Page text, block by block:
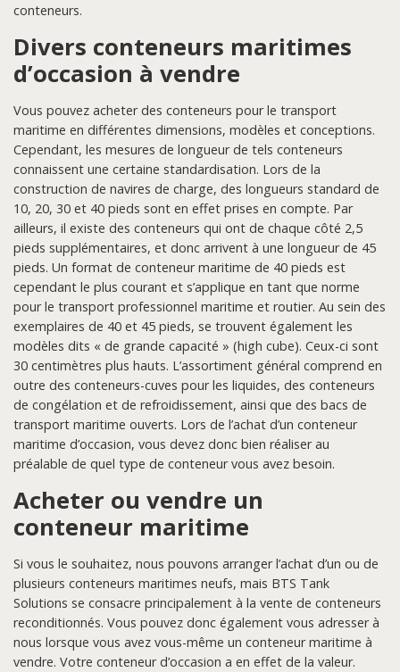
conteneurs.
Divers conteneurs maritimes
d’occasion à vendre
Vous pouvez acheter des conteneurs pour le transport
maritime en différentes dimensions, modèles et conceptions.
Cependant, les mesures de longueur de tels conteneurs
connaissent une certaine standardisation. Lors de la
construction de navires de charge, des longueurs standard de
10, 20, 30 et 40 pieds sont en effet prises en compte. Par
ailleurs, il existe des conteneurs qui ont de chaque côté 2,5
pieds supplémentaires, et donc arrivent à une longueur de 45
pieds. Un format de conteneur maritime de 40 pieds est
cependant le plus courant et s’applique en tant que norme
pour le transport professionnel maritime et routier. Au sein des
exemplaires de 40 et 45 pieds, se trouvent également les
modèles dits « de grande capacité » (high cube). Ceux-ci sont
30 centimètres plus hauts. L’assortiment général comprend en
outre des conteneurs-cuves pour les liquides, des conteneurs
de congélation et de refroidissement, ainsi que des bacs de
transport maritime ouverts. Lors de l’achat d’un conteneur
maritime d’occasion, vous devez donc bien réaliser au
préalable de quel type de conteneur vous avez besoin.
Acheter ou vendre un
conteneur maritime
Si vous le souhaitez, nous pouvons arranger l’achat d’un ou de
plusieurs conteneurs maritimes neufs, mais BTS Tank
Solutions se consacre principalement à la vente de conteneurs
reconditionnés. Vous pouvez donc également vous adresser à
nous lorsque vous avez vous-même un conteneur maritime à
vendre. Votre conteneur d’occasion a en effet de la valeur.